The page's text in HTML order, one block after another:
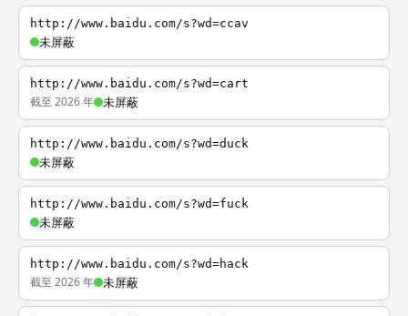
http://www.baidu.com/s?wd=ccav
未屏蔽
http://www.baidu.com/s?wd=cart
截至 2026 年 未屏蔽
http://www.baidu.com/s?wd=duck
未屏蔽
http://www.baidu.com/s?wd=fuck
未屏蔽
http://www.baidu.com/s?wd=hack
截至 2026 年 未屏蔽